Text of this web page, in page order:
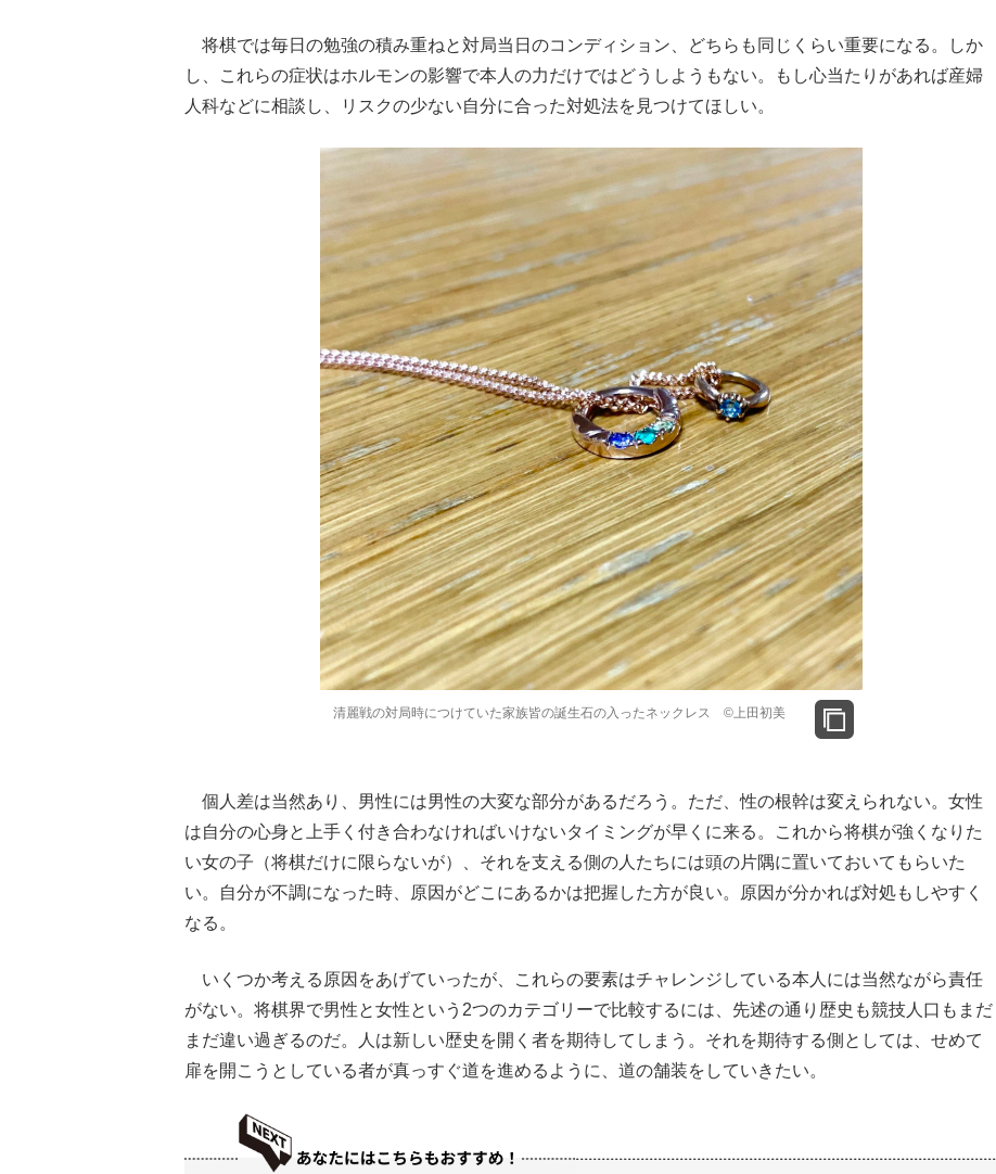
将棋では毎日の勉強の積み重ねと対局当日のコンディション、どちらも同じくらい重要になる。しか
し、これらの症状はホルモンの影響で本人の力だけではどうしようもない。もし心当たりがあれば産婦
人科などに相談し、リスクの少ない自分に合った対処法を見つけてほしい。
清麗戦の対局時につけていた家族皆の誕生石の入ったネックレス ©️上田初美
個人差は当然あり、男性には男性の大変な部分があるだろう。ただ、性の根幹は変えられない。女性
は自分の心身と上手く付き合わなければいけないタイミングが早くに来る。これから将棋が強くなりた
い女の子（将棋だけに限らないが）、それを支える側の人たちには頭の片隅に置いておいてもらいた
い。自分が不調になった時、原因がどこにあるかは把握した方が良い。原因が分かれば対処もしやすく
なる。
いくつか考える原因をあげていったが、これらの要素はチャレンジしている本人には当然ながら責任
がない。将棋界で男性と女性という2つのカテゴリーで比較するには、先述の通り歴史も競技人口もまだ
まだ違い過ぎるのだ。人は新しい歴史を開く者を期待してしまう。それを期待する側としては、せめて
扉を開こうとしている者が真っすぐ道を進めるように、道の舗装をしていきたい。